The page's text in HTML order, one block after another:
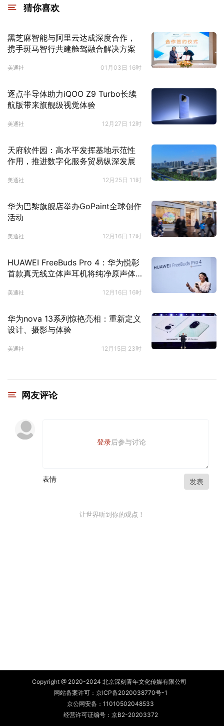
猜你喜欢
黑芝麻智能与阿里云达成深度合作，
携手斑马智行共建舱驾融合解决方案
美通社 01月03日 16时
逐点半导体助力iQOO Z9 Turbo长续
航版带来旗舰级视觉体验
美通社 12月27日 12时
天府软件园：高水平发挥基地示范性
作用，推进数字化服务贸易纵深发展
美通社 12月25日 11时
华为巴黎旗舰店举办GoPaint全球创作
活动
美通社 12月16日 17时
HUAWEI FreeBuds Pro 4：华为悦彰
首款真无线立体声耳机将纯净原声体
美通社 12月16日 16时
华为nova 13系列惊艳亮相：重新定义
设计、摄影与体验
美通社 12月15日 23时
网友评论
登录后参与讨论
表情 发表
让世界听到你的观点！
Copyright @ 2020-2024 北京深刻青年文化传媒有限公司
网站备案许可： 京ICP备2020038770号-1
京公网安备： 11010502048533
经营许可证编号：京B2-20203372